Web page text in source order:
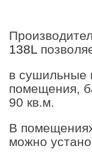
138L
в сушильные
помещения,
90 кв.м.
В
можно